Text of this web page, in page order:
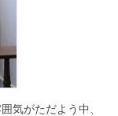
気がただよう中、